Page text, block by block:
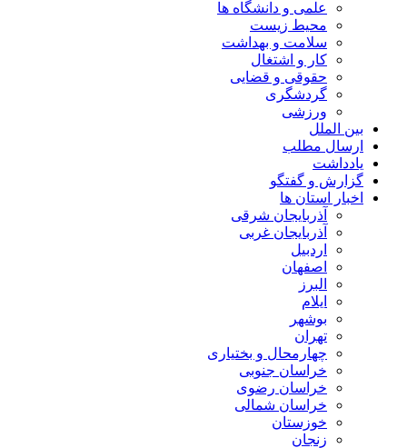
علمی و دانشگاه ها
محیط زیست
سلامت و بهداشت
کار و اشتغال
حقوقی و قضایی
گردشگری
ورزشی
بین الملل
ارسال مطلب
یادداشت
گزارش و گفتگو
اخبار استان ها
آذربایجان شرقی
آذربایجان غربی
اردبیل
اصفهان
البرز
ایلام
بوشهر
تهران
چهارمحال و بختیاری
خراسان جنوبی
خراسان رضوی
خراسان شمالی
خوزستان
زنجان